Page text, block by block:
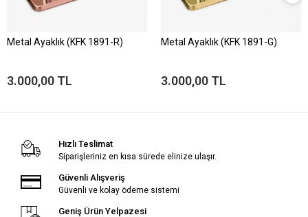
Metal Ayaklık (KFK 1891-R)
3.000,00 TL
Metal Ayaklık (KFK 1891-G)
3.000,00 TL
Hızlı Teslimat
Siparişleriniz en kısa sürede elinize ulaşır.
Güvenli Alışveriş
Güvenli ve kolay ödeme sistemi
Geniş Ürün Yelpazesi